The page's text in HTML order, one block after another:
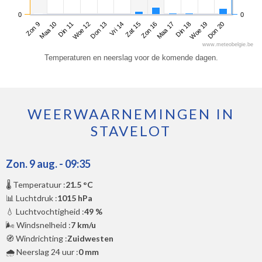
Zon 9Maa 10Din 11Woe 12Don 13Vri 14Zat 15Zon 16Maa 17Din 18Woe 19Don 20
0 0
www.meteobelgie.be
Temperaturen en neerslag voor de komende dagen.
WEERWAARNEMINGEN IN
STAVELOT
Zon. 9 aug. - 09:35
🌡️ Temperatuur :21.5 °C
📊 Luchtdruk :1015 hPa
💧 Luchtvochtigheid :49 %
🌬️ Windsnelheid :7 km/u
🧭 Windrichting :Zuidwesten
🌧️ Neerslag 24 uur :0 mm